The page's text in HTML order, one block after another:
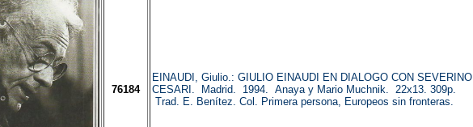
76184
EINAUDI, Giulio.: GIULIO EINAUDI EN DIALOGO CON SEVERINO
CESARI. Madrid. 1994. Anaya y Mario Muchnik. 22x13. 309p.
Trad. E. Benítez. Col. Primera persona, Europeos sin fronteras.